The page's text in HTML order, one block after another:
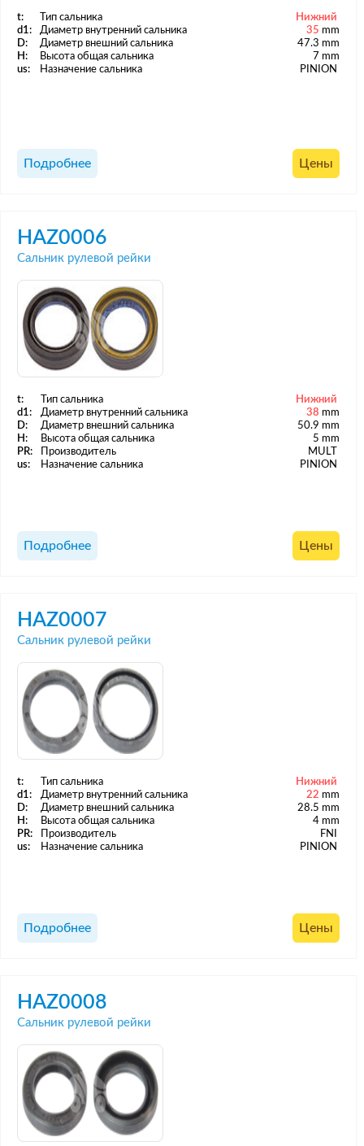
t: Тип сальника
Нижний
d1:
Диаметр внутренний сальника 35 mm
D:
Диаметр внешний сальника
47.3 mm
H:
Высота общая сальника
7 mm
us:
Назначение сальника PINION
Подробнее Цены
HAZ0006
Сальник рулевой рейки
t: Тип сальника
Нижний
d1:
Диаметр внутренний сальника 38 mm
D:
Диаметр внешний сальника
50.9 mm
H:
Высота общая сальника
5 mm
PR:
Производитель
MULT
us:
Назначение сальника PINION
Подробнее Цены
HAZ0007
Сальник рулевой рейки
t: Тип сальника
Нижний
d1:
Диаметр внутренний сальника 22 mm
D:
Диаметр внешний сальника
28.5 mm
H:
Высота общая сальника
4 mm
PR:
Производитель
FNI
us:
Назначение сальника PINION
Подробнее Цены
HAZ0008
Сальник рулевой рейки